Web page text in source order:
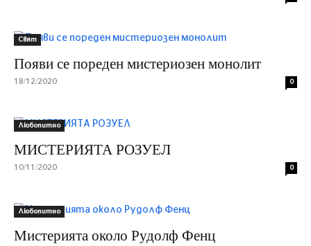
Свят
Появи се пореден мистериозен монолит
18/12/2020 0
Любопитно
МИСТЕРИЯТА РОЗУЕЛ
10/11/2020 0
Любопитно
Мистерията около Рудолф Фенц